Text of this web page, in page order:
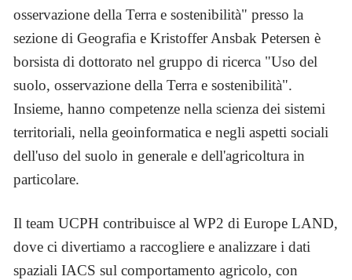
osservazione della Terra e sostenibilità" presso la
sezione di Geografia e Kristoffer Ansbak Petersen è
borsista di dottorato nel gruppo di ricerca "Uso del
suolo, osservazione della Terra e sostenibilità".
Insieme, hanno competenze nella scienza dei sistemi
territoriali, nella geoinformatica e negli aspetti sociali
dell'uso del suolo in generale e dell'agricoltura in
particolare.
Il team UCPH contribuisce al WP2 di Europe LAND,
dove ci divertiamo a raccogliere e analizzare i dati
spaziali IACS sul comportamento agricolo, con